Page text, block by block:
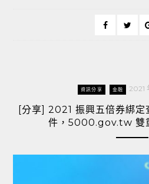
資訊分享 金融 2021
[分享] 2021 振興五倍券綁
件，5000.gov.tw 雙